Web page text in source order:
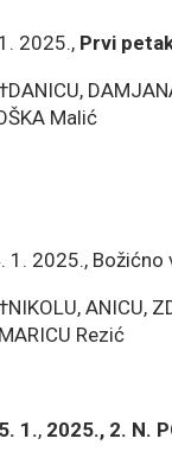
2025., Prvi
Malić
1. 2025., Božićno
ANICU,
Rezić
1., 2025., 2. N.